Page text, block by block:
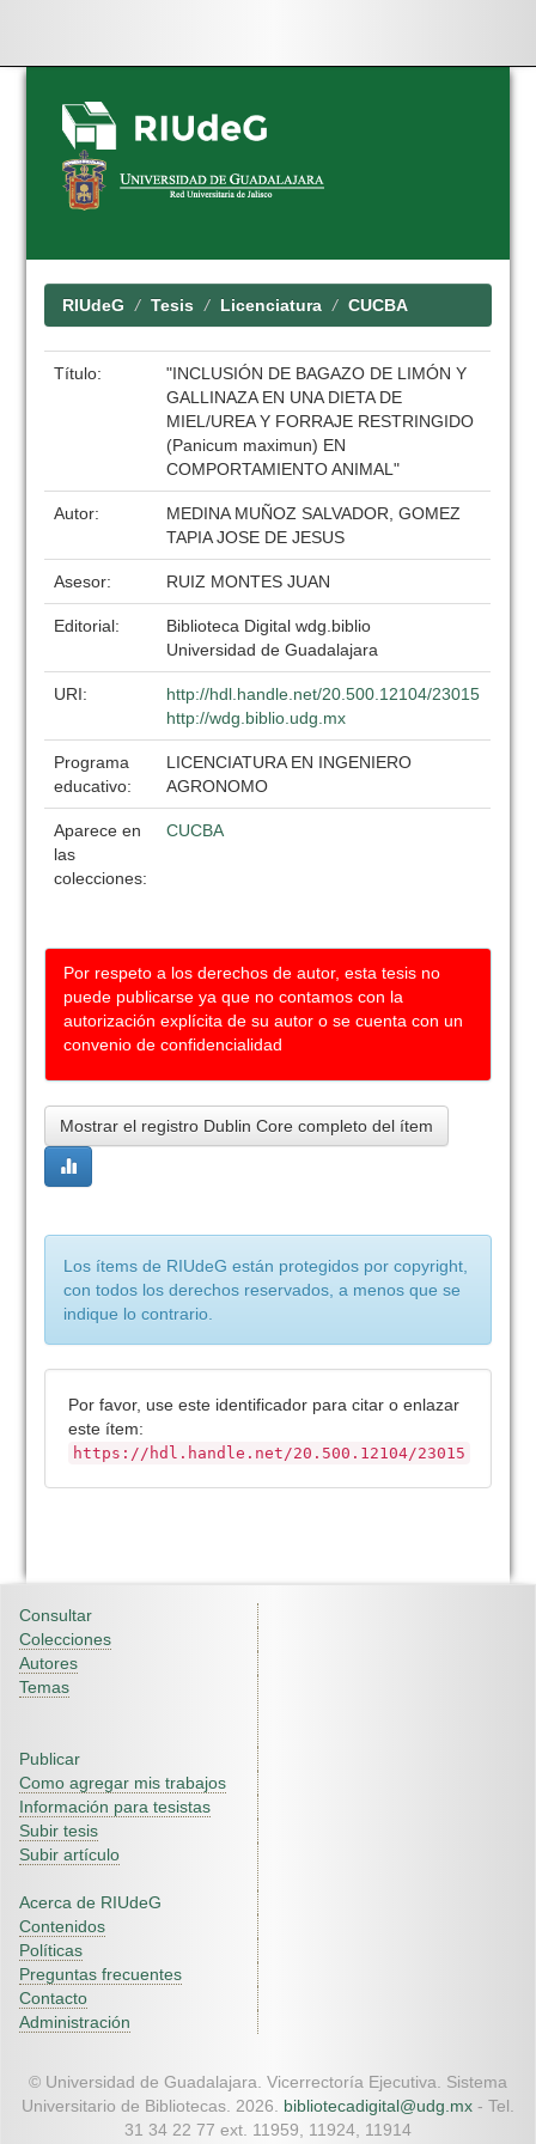
Skip
navigation
RIUdeG Tesis Licenciatura CUCBA
Título:
"INCLUSIÓN DE BAGAZO DE LIMÓN Y
GALLINAZA EN UNA DIETA DE
MIEL/UREA Y FORRAJE RESTRINGIDO
(Panicum maximun) EN
COMPORTAMIENTO ANIMAL"
Autor:
MEDINA MUÑOZ SALVADOR, GOMEZ
TAPIA JOSE DE JESUS
Asesor: RUIZ MONTES JUAN
Editorial:
Biblioteca Digital wdg.biblio
Universidad de Guadalajara
URI:
http://hdl.handle.net/20.500.12104/23015
http://wdg.biblio.udg.mx
Programa
educativo:
LICENCIATURA EN INGENIERO
AGRONOMO
Aparece en
las
colecciones:
CUCBA
Por respeto a los derechos de autor, esta tesis no
puede publicarse ya que no contamos con la
autorización explícita de su autor o se cuenta con un
convenio de confidencialidad
Mostrar el registro Dublin Core completo del ítem
Los ítems de RIUdeG están protegidos por copyright,
con todos los derechos reservados, a menos que se
indique lo contrario.
Por favor, use este identificador para citar o enlazar
este ítem:
https://hdl.handle.net/20.500.12104/23015
Consultar
Colecciones
Autores
Temas
Publicar
Como agregar mis trabajos
Información para tesistas
Subir tesis
Subir artículo
Acerca de RIUdeG
Contenidos
Políticas
Preguntas frecuentes
Contacto
Administración
© Universidad de Guadalajara. Vicerrectoría Ejecutiva. Sistema
Universitario de Bibliotecas. 2026. bibliotecadigital@udg.mx - Tel.
31 34 22 77 ext. 11959, 11924, 11914